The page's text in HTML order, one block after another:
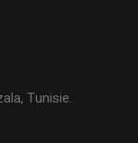
Tunisie.